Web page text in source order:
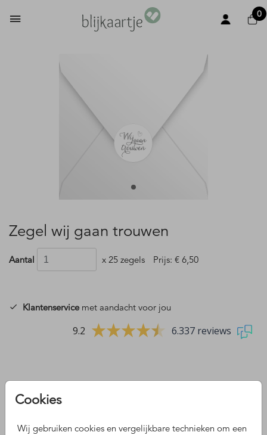
0
Cookies
Wij gebruiken cookies en vergelijkbare technieken om een
Zegel wij gaan trouwen
Aantal x 25 zegels Prijs: € 6,50
Klantenservicemet aandacht voor jou
9.2 6.337 reviews
OMSCHRIJVING